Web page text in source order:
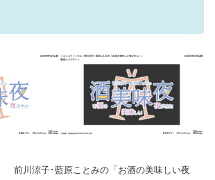
前川涼子･藍原ことみの「お酒の美味しい夜